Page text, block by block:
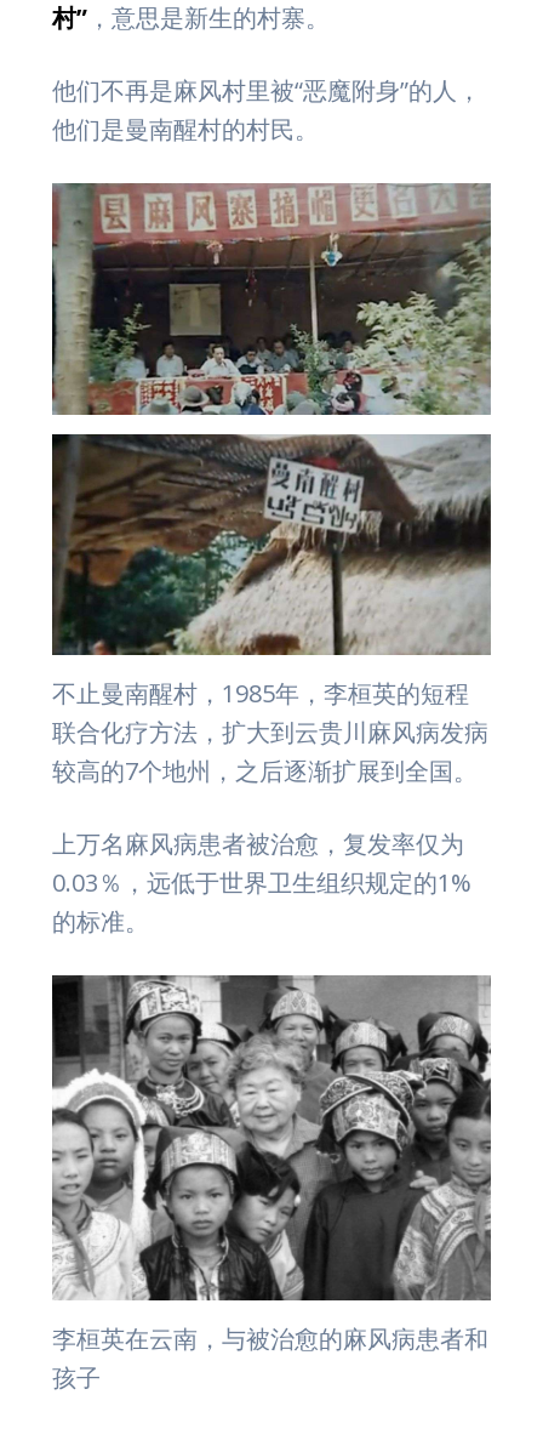
村” ，意思是新生的村寨。
他们不再是麻风村里被“恶魔附身”的人，
他们是曼南醒村的村民。
不止曼南醒村，1985年，李桓英的短程
联合化疗方法，扩大到云贵川麻风病发病
较高的7个地州，之后逐渐扩展到全国。
上万名麻风病患者被治愈，复发率仅为
0.03％，远低于世界卫生组织规定的1%
的标准。
李桓英在云南，与被治愈的麻风病患者和
孩子